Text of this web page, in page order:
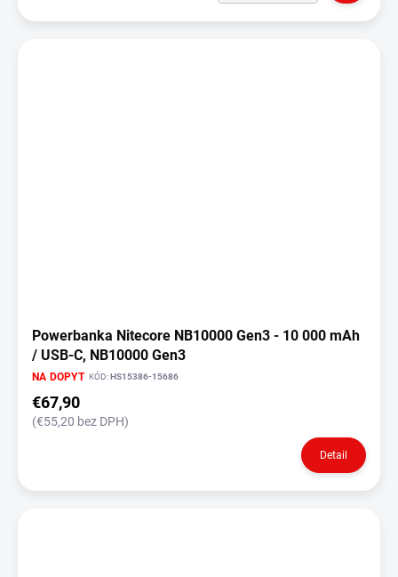
Powerbanka Nitecore NB10000 Gen3 - 10 000 mAh
/ USB-C, NB10000 Gen3
NA DOPYT KÓD:HS15386-15686
€67,90
(€55,20 bez DPH)
Detail